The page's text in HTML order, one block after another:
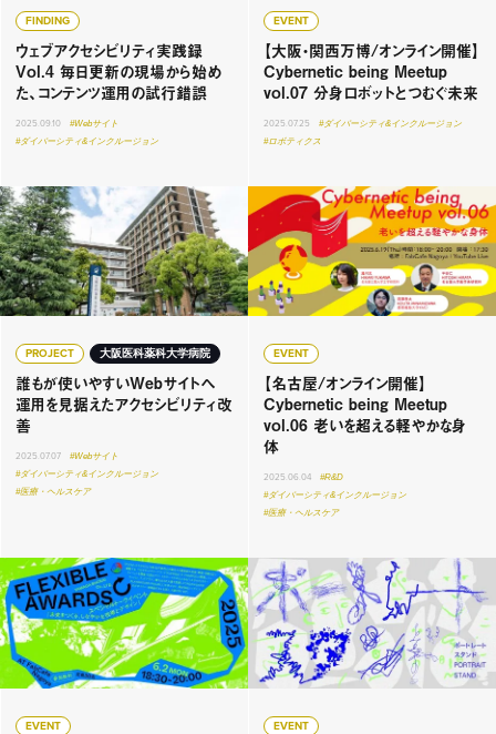
FINDING
ウェブアクセシビリティ実践録
Vol.4 毎日更新の現場から始め
た、コンテンツ運用の試行錯誤
2025.09.10
#Webサイト
#ダイバーシティ&インクルージョン
EVENT
【大阪・関西万博/オンライン開催】
Cybernetic being Meetup
vol.07 分身ロボットとつむぐ未来
2025.07.25
#ダイバーシティ&インクルージョン
#ロボティクス
PROJECT 大阪医科薬科大学病院
誰もが使いやすいWebサイトへ
運用を見据えたアクセシビリティ改
善
2025.07.07
#Webサイト
#ダイバーシティ&インクルージョン
#医療・ヘルスケア
EVENT
【名古屋/オンライン開催】
Cybernetic being Meetup
vol.06 老いを超える軽やかな身
体
2025.06.04
#R&D
#ダイバーシティ&インクルージョン
#医療・ヘルスケア
EVENT EVENT